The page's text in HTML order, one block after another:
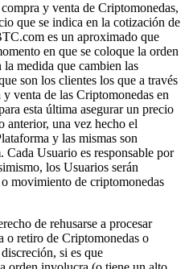
y venta de Criptomonedas,
que se indica en la cotización de
es un aproximado que
en que se coloque la orden
medida que cambien las
son los clientes los que a través
venta de las Criptomonedas en
esta última asegurar un precio
anterior, una vez hecho el
y las mismas son
Usuario es responsable por
los Usuarios serán
movimiento de criptomonedas
de rehusarse a procesar
o retiro de Criptomonedas o
si es que